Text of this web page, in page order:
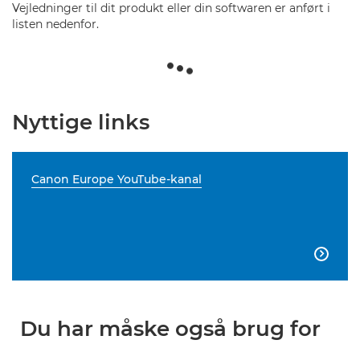
Vejledninger til dit produkt eller din softwaren er anført i
listen nedenfor.
Nyttige links
Canon Europe YouTube-kanal

Du har måske også brug for